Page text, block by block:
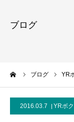
ブログ
ブログ YR
2016.03.7 YRボ
選手紹介